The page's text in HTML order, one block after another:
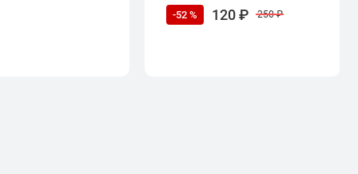
-52 % 120 ₽ 250 ₽